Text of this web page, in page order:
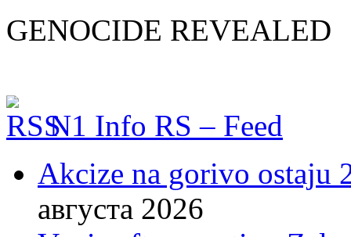
GENOCIDE REVEALED
N1 Info RS – Feed
Akcize na gorivo ostaju
августа 2026